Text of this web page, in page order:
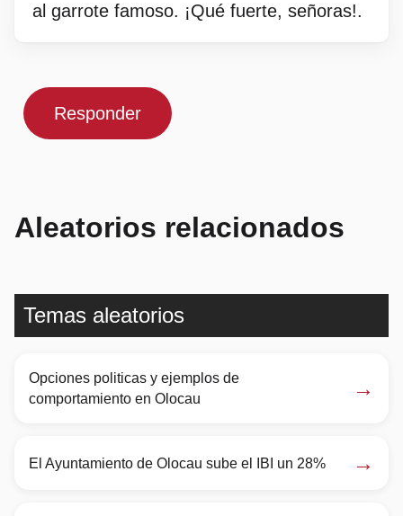
al garrote famoso. ¡Qué fuerte, señoras!.
Responder
Aleatorios relacionados
Temas aleatorios
Opciones politicas y ejemplos de
comportamiento en Olocau
→
El Ayuntamiento de Olocau sube el IBI un 28% →